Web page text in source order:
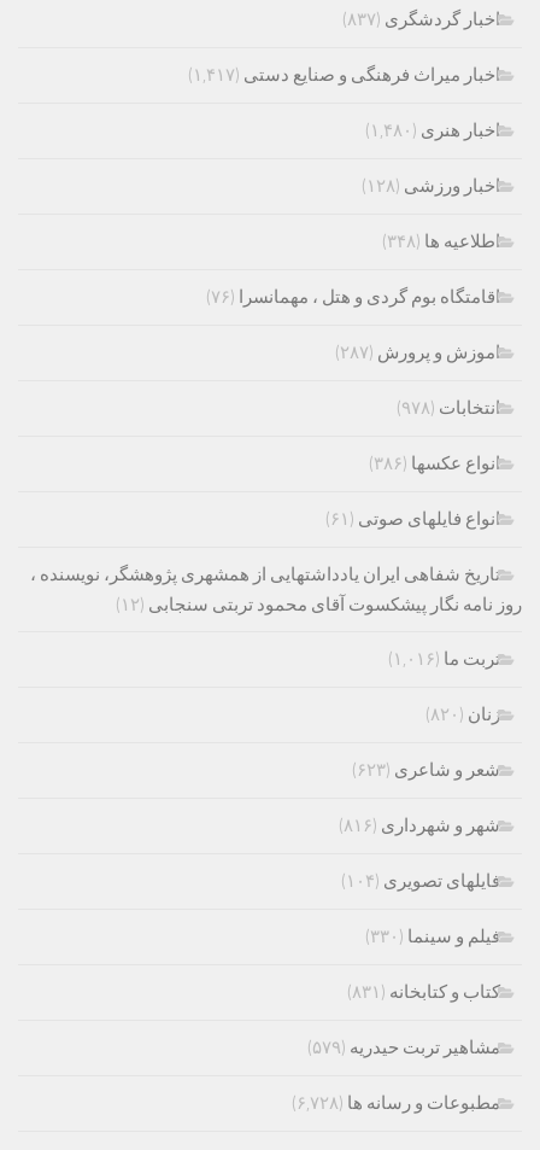
اخبار گردشگری (۸۳۷)
اخبار میراث فرهنگی و صنایع دستی (۱,۴۱۷)
اخبار هنری (۱,۴۸۰)
اخبار ورزشی (۱۲۸)
اطلاعیه ها (۳۴۸)
اقامتگاه بوم گردی و هتل ، مهمانسرا (۷۶)
اموزش و پرورش (۲۸۷)
انتخابات (۹۷۸)
انواع عکسها (۳۸۶)
انواع فایلهای صوتی (۶۱)
تاریخ شفاهی ایران یادداشتهایی از همشهری پژوهشگر، نویسنده ،
روز نامه نگار پیشکسوت آقای محمود تربتی سنجابی (۱۲)
تربت ما (۱,۰۱۶)
زنان (۸۲۰)
شعر و شاعری (۶۲۳)
شهر و شهرداری (۸۱۶)
فایلهای تصویری (۱۰۴)
فیلم و سینما (۳۳۰)
کتاب و کتابخانه (۸۳۱)
مشاهیر تربت حیدریه (۵۷۹)
مطبوعات و رسانه ها (۶,۷۲۸)